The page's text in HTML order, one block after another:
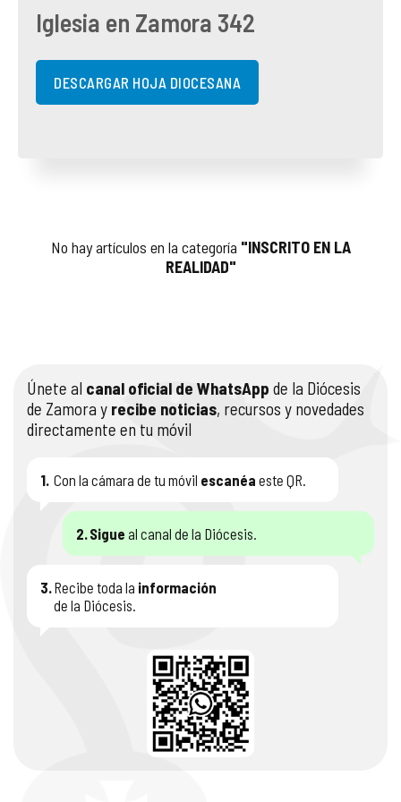
Iglesia en Zamora 342
DESCARGAR HOJA DIOCESANA
No hay artículos en la categoría "INSCRITO EN LA
REALIDAD"
Únete al canal oficial de WhatsApp de la Diócesis
de Zamora y recibe noticias, recursos y novedades
directamente en tu móvil
1. Con la cámara de tu móvil escanéa este QR.
2.Sigue al canal de la Diócesis.
3.Recibe toda la información
de la Diócesis.
COMPLIANCE
DOCTRINA DE LA IGLESIA
PASTORAL SAMARITANA
CENTROS SOCIALES
IMÁGENES
VÍDEOS